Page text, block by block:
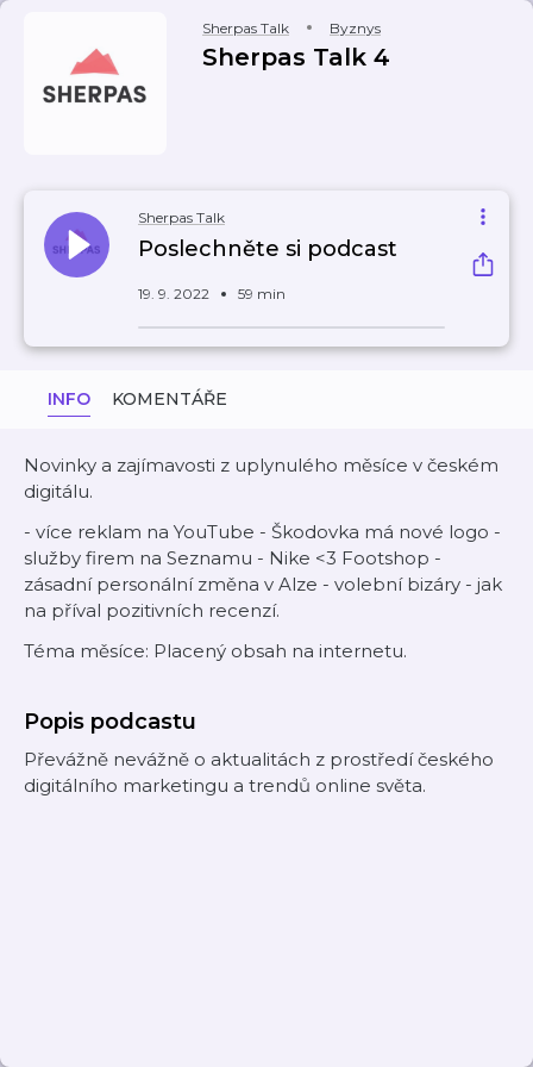
Sherpas Talk Byznys
Sherpas Talk 4
Sherpas Talk
Poslechněte si podcast
19. 9. 2022 59 min
INFO KOMENTÁŘE
Novinky a zajímavosti z uplynulého měsíce v českém
digitálu.
- více reklam na YouTube - Škodovka má nové logo -
služby firem na Seznamu - Nike <3 Footshop -
zásadní personální změna v Alze - volební bizáry - jak
na příval pozitivních recenzí.
Téma měsíce: Placený obsah na internetu.
Popis podcastu
Převážně nevážně o aktualitách z prostředí českého
digitálního marketingu a trendů online světa.